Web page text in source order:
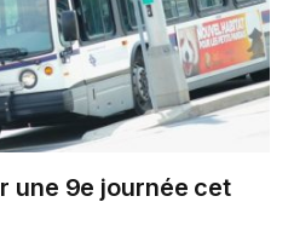
une 9e journée cet